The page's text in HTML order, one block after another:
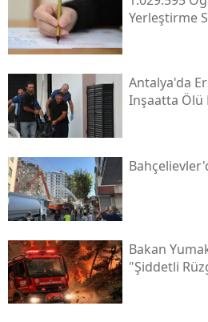
Yerleştirme
Antalya'da
Inşaatta Ölü
Bakan
"şiddetli